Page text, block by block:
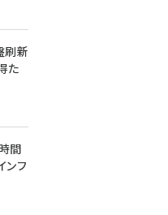
刷新
た
間
ンフ